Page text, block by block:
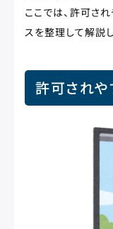
ここでは、許可さ
スを整理して解説し
許可され